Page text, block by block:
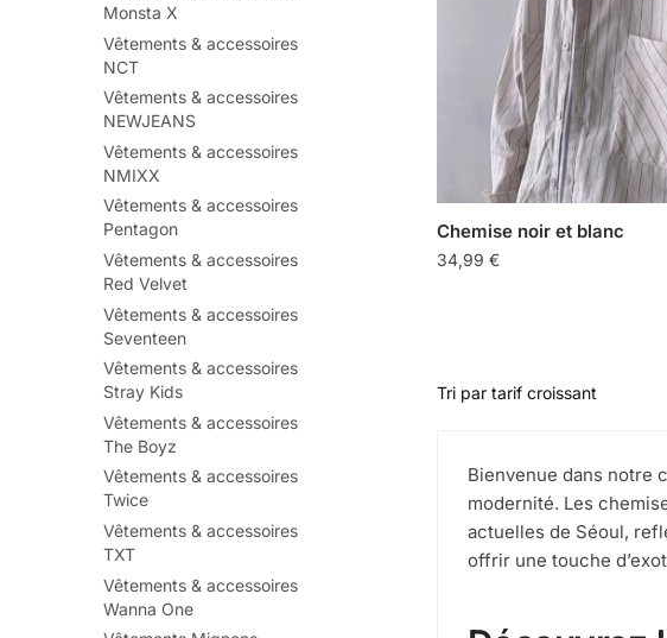
Chemise noir et blanc
34,99 €
Bienvenue dans notre
modernité. Les
actuelles de Séoul,
offrir une touche
Monsta X
Vêtements & accessoires
NCT
Vêtements & accessoires
NEWJEANS
Vêtements & accessoires
NMIXX
Vêtements & accessoires
Pentagon
Vêtements & accessoires
Red Velvet
Vêtements & accessoires
Seventeen
Vêtements & accessoires
Stray Kids
Vêtements & accessoires
The Boyz
Vêtements & accessoires
Twice
Vêtements & accessoires
TXT
Vêtements & accessoires
Wanna One